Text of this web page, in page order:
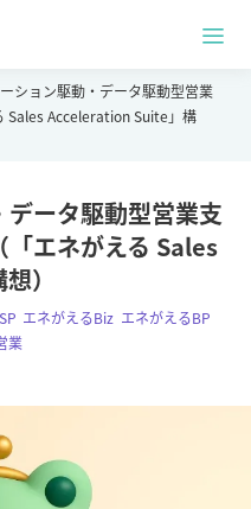
ション駆動・データ駆動型営業
Sales Acceleration Suite」構
ータ駆動型営業支
エネがえる Sales
）
エネがえるBiz エネがえるBP
業